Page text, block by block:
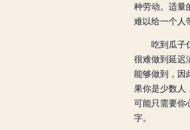
种劳动。适量
难以给一个人
吃到瓜子仁
很难做到延迟
能够做到，因
果你是少数人
可能只需要你
字。